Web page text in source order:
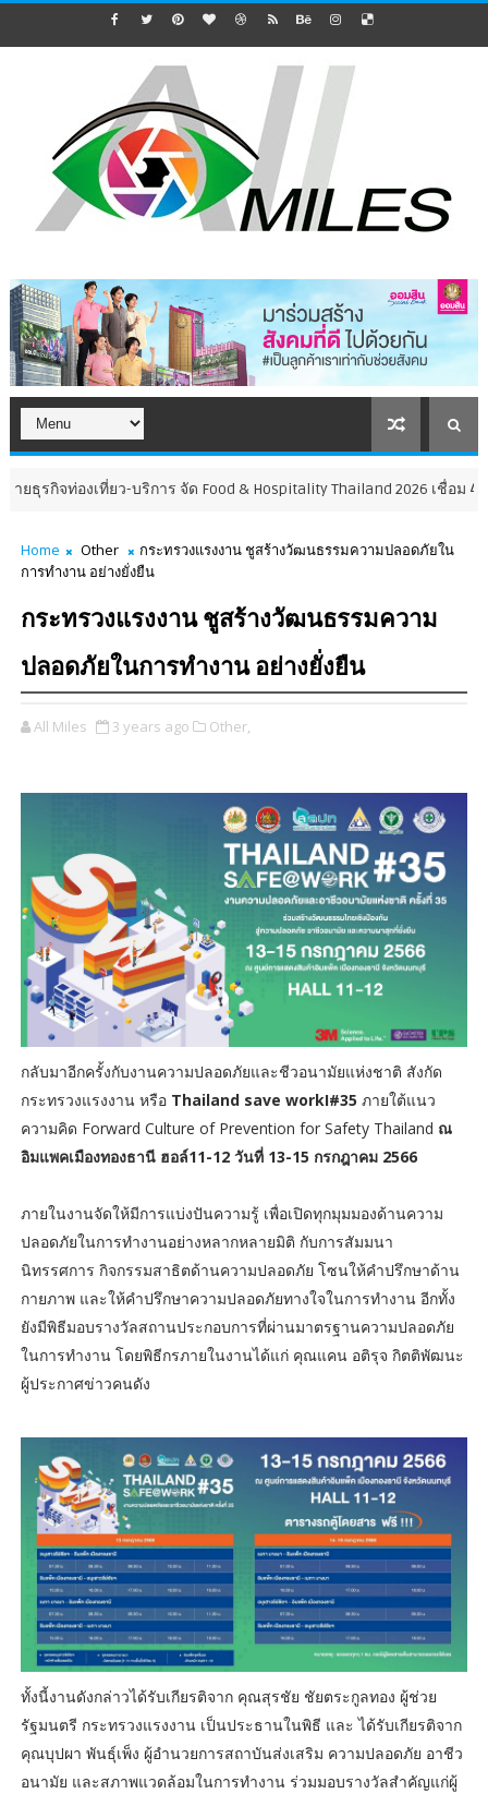
ยว-บริการ จัด Food & Hospitality Thailand 2026 เชื่อม 4 งานใหญ่ สร้า
Home Other
กระทรวงแรงงาน ชูสร้างวัฒนธรรมความปลอดภัยใน
การทำงาน อย่างยั่งยืน
กระทรวงแรงงาน ชูสร้างวัฒนธรรมความ
ปลอดภัยในการทำงาน อย่างยั่งยืน
All Miles 3 years ago Other,
กลับมาอีกครั้งกับงานความปลอดภัยและชีวอนามัยแห่งชาติ สังกัด
กระทรวงแรงงาน หรือ Thailand save workI#35 ภายใต้แนว
ความคิด Forward Culture of Prevention for Safety Thailand ณ
อิมแพคเมืองทองธานี ฮอล์11-12 วันที่ 13-15 กรกฎาคม 2566
ภายในงานจัดให้มีการแบ่งปันความรู้ เพื่อเปิดทุกมุมมองด้านความ
ปลอดภัยในการทำงานอย่างหลากหลายมิติ กับการสัมมนา
นิทรรศการ กิจกรรมสาธิตด้านความปลอดภัย โซนให้คำปรึกษาด้าน
กายภาพ และให้คำปรึกษาความปลอดภัยทางใจในการทำงาน อีกทั้ง
ยังมีพิธีมอบรางวัลสถานประกอบการที่ผ่านมาตรฐานความปลอดภัย
ในการทำงาน โดยพิธีกรภายในงานได้แก่ คุณแคน อติรุจ กิตติพัฒนะ
ผู้ประกาศข่าวคนดัง
ทั้งนี้งานดังกล่าวได้รับเกียรติจาก คุณสุรชัย ชัยตระกูลทอง ผู้ช่วย
รัฐมนตรี กระทรวงแรงงาน เป็นประธานในพิธี และ ได้รับเกียรติจาก
คุณบุปผา พันธุ์เพ็ง ผู้อำนวยการสถาบันส่งเสริม ความปลอดภัย อาชีว
อนามัย และสภาพแวดล้อมในการทำงาน ร่วมมอบรางวัลสำคัญแก่ผู้